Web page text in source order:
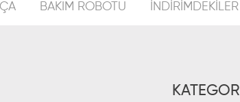
BAKIM ROBOTU İNDİRİMDEKİLER
KATEGORİ